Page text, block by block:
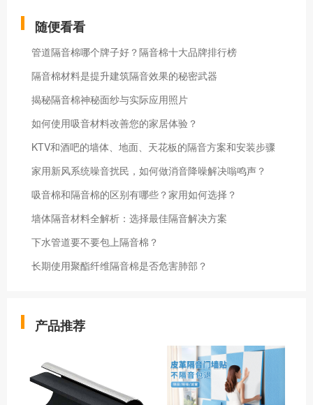
随便看看
管道隔音棉哪个牌子好？隔音棉十大品牌排行榜
隔音棉材料是提升建筑隔音效果的秘密武器
揭秘隔音棉神秘面纱与实际应用照片
如何使用吸音材料改善您的家居体验？
KTV和酒吧的墙体、地面、天花板的隔音方案和安装步骤
家用新风系统噪音扰民，如何做消音降噪解决嗡鸣声？
吸音棉和隔音棉的区别有哪些？家用如何选择？
墙体隔音材料全解析：选择最佳隔音解决方案
下水管道要不要包上隔音棉？
长期使用聚酯纤维隔音棉是否危害肺部？
产品推荐